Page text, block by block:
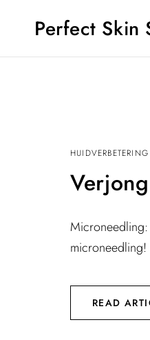
Perfect Skin
HUIDVERBETERING
microneedling!
READ